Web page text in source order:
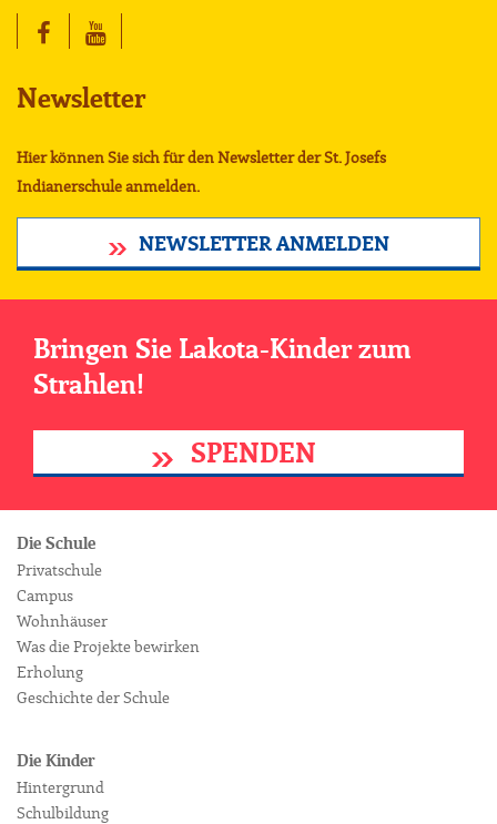
Newsletter
Hier können Sie sich für den Newsletter der St. Josefs
Indianerschule anmelden.
NEWSLETTER ANMELDEN
Bringen Sie Lakota-Kinder zum
Strahlen!
SPENDEN
Die Schule
Privatschule
Campus
Wohnhäuser
Was die Projekte bewirken
Erholung
Geschichte der Schule
Die Kinder
Hintergrund
Schulbildung